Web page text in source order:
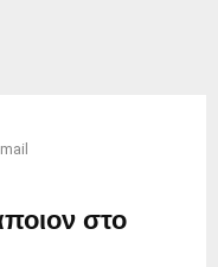
στο